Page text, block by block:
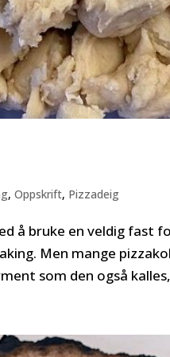
,Oppskrift, Pizzadeig
å bruke en veldig fast
Men mange
som den også